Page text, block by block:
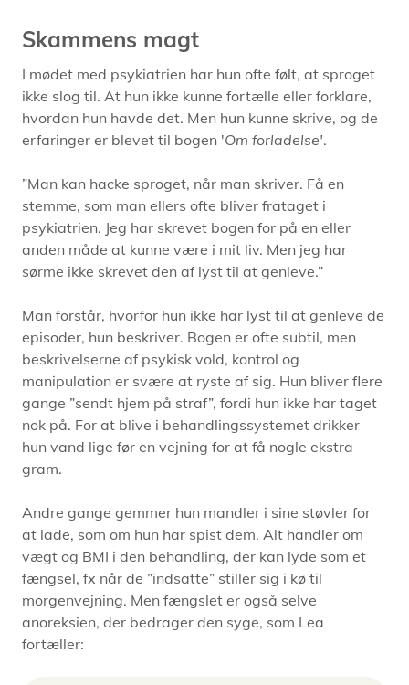
Skammens magt
I mødet med psykiatrien har hun ofte følt, at sproget
ikke slog til. At hun ikke kunne fortælle eller forklare,
hvordan hun havde det. Men hun kunne skrive, og de
erfaringer er blevet til bogen 'Om forladelse'.
”Man kan hacke sproget, når man skriver. Få en
stemme, som man ellers ofte bliver frataget i
psykiatrien. Jeg har skrevet bogen for på en eller
anden måde at kunne være i mit liv. Men jeg har
sørme ikke skrevet den af lyst til at genleve.”
Man forstår, hvorfor hun ikke har lyst til at genleve de
episoder, hun beskriver. Bogen er ofte subtil, men
beskrivelserne af psykisk vold, kontrol og
manipulation er svære at ryste af sig. Hun bliver flere
gange ”sendt hjem på straf”, fordi hun ikke har taget
nok på. For at blive i behandlingssystemet drikker
hun vand lige før en vejning for at få nogle ekstra
gram.
Andre gange gemmer hun mandler i sine støvler for
at lade, som om hun har spist dem. Alt handler om
vægt og BMI i den behandling, der kan lyde som et
fængsel, fx når de ”indsatte” stiller sig i kø til
morgenvejning. Men fængslet er også selve
anoreksien, der bedrager den syge, som Lea
fortæller: